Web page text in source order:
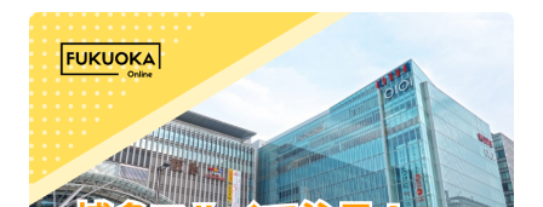
福岡のビューティー情報
福岡の フィットネス
福岡の暮らし情報